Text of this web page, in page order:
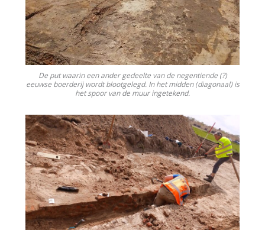
De put waarin een ander gedeelte van de negentiende (?)
eeuwse boerderij wordt blootgelegd. In het midden (diagonaal) is
het spoor van de muur ingetekend.